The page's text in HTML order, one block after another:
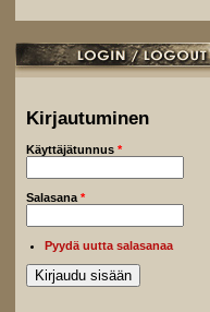
Kirjautuminen
Käyttäjätunnus *
Salasana *
Pyydä uutta salasanaa